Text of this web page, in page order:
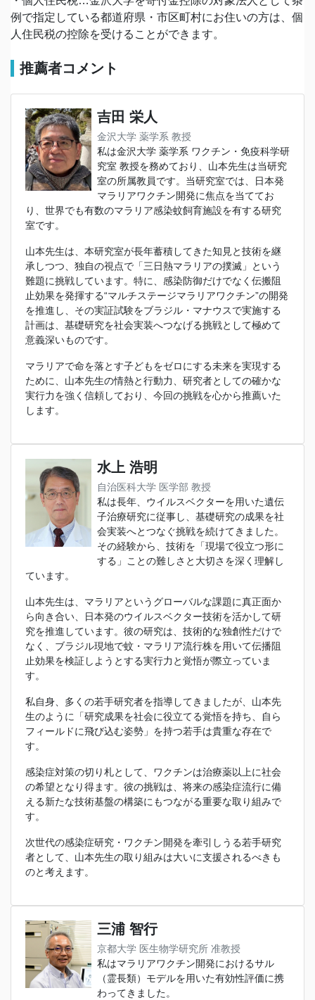
例で指定している都道府県・市区町村にお住いの方は、個
人住民税の控除を受けることができます。
推薦者コメント
吉田 栄人
金沢大学 薬学系 教授
私は金沢大学 薬学系 ワクチン・免疫科学研
究室 教授を務めており、山本先生は当研究
室の所属教員です。当研究室では、日本発
マラリアワクチン開発に焦点を当ててお
り、世界でも有数のマラリア感染蚊飼育施設を有する研究
室です。
山本先生は、本研究室が長年蓄積してきた知見と技術を継
承しつつ、独自の視点で「三日熱マラリアの撲滅」という
難題に挑戦しています。特に、感染防御だけでなく伝搬阻
止効果を発揮する“マルチステージマラリアワクチン”の開発
を推進し、その実証試験をブラジル・マナウスで実施する
計画は、基礎研究を社会実装へつなげる挑戦として極めて
意義深いものです。
マラリアで命を落とす子どもをゼロにする未来を実現する
ために、山本先生の情熱と行動力、研究者としての確かな
実行力を強く信頼しており、今回の挑戦を心から推薦いた
します。
水上 浩明
自治医科大学 医学部 教授
私は長年、ウイルスベクターを用いた遺伝
子治療研究に従事し、基礎研究の成果を社
会実装へとつなぐ挑戦を続けてきました。
その経験から、技術を「現場で役立つ形に
する」ことの難しさと大切さを深く理解し
ています。
山本先生は、マラリアというグローバルな課題に真正面か
ら向き合い、日本発のウイルスベクター技術を活かして研
究を推進しています。彼の研究は、技術的な独創性だけで
なく、ブラジル現地で蚊・マラリア流行株を用いて伝播阻
止効果を検証しようとする実行力と覚悟が際立っていま
す。
私自身、多くの若手研究者を指導してきましたが、山本先
生のように「研究成果を社会に役立てる覚悟を持ち、自ら
フィールドに飛び込む姿勢」を持つ若手は貴重な存在で
す。
感染症対策の切り札として、ワクチンは治療薬以上に社会
の希望となり得ます。彼の挑戦は、将来の感染症流行に備
える新たな技術基盤の構築にもつながる重要な取り組みで
す。
次世代の感染症研究・ワクチン開発を牽引しうる若手研究
者として、山本先生の取り組みは大いに支援されるべきも
のと考えます。
三浦 智行
京都大学 医生物学研究所 准教授
私はマラリアワクチン開発におけるサル
（霊長類）モデルを用いた有効性評価に携
わってきました。